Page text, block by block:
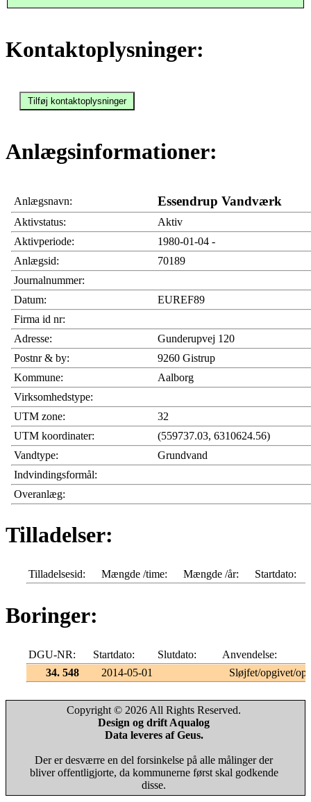
Kontaktoplysninger:
Anlægsinformationer:
Anlægsnavn: Essendrup Vandværk
Aktivstatus:
Aktiv
Aktivperiode:
1980-01-04 -
Anlægsid:
70189
Journalnummer:
Datum:
EUREF89
Firma id nr:
Adresse:
Gunderupvej 120
Postnr & by:
9260 Gistrup
Kommune:
Aalborg
Virksomhedstype:
UTM zone:
32
UTM koordinater:
(559737.03, 6310624.56)
Vandtype:
Grundvand
Indvindingsformål:
Overanlæg:
Tilladelser:
Tilladelsesid: Mængde /time: Mængde /år: Startdato:
Boringer:
DGU-NR: Startdato: Slutdato:
Anvendelse:
34. 548
2014-05-01 Sløjfet/opgivet/
Copyright © 2026 All Rights Reserved.
Design og drift Aqualog
Data leveres af Geus.
Der er desværre en del forsinkelse på alle målinger der
bliver offentligjorte, da kommunerne først skal godkende
disse.